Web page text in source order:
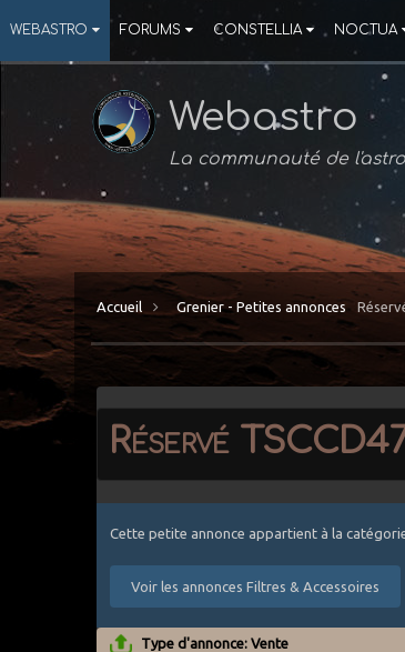
WEBASTRO FORUMS CONSTELLIA NOCTUA
Webastro
La communauté de
Accueil Grenier - Petites annonces
Réservé
Cette petite annonce appartient à la
Voir les annonces Filtres & Accessoires
Type d'annonce: Vente